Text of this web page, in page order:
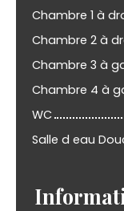
Chambre 1 à
Chambre 2 à
Chambre 3 à
Chambre 4 à
WC
Salle d eau